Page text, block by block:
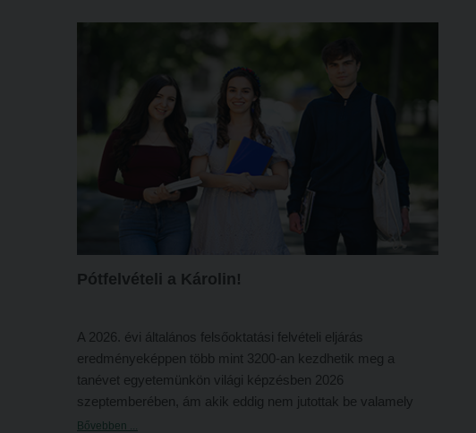
Pótfelvételi a Károlin!
A 2026. évi általános felsőoktatási felvételi eljárás
eredményeképpen több mint 3200-an kezdhetik meg a
tanévet egyetemünkön világi képzésben 2026
szeptemberében, ám akik eddig nem jutottak be valamely
felsőoktatási intézménybe, azoknak most újabb esély nyílik a
Bővebben ...